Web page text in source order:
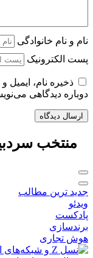
نام و نام خانوادگی
پست الکترونیک
ذخیره نام،
دوباره دیدگاهی
منتخب
جدید ترین مطالب
ویدئو
پادکست
برندسازی
هوش تجاری